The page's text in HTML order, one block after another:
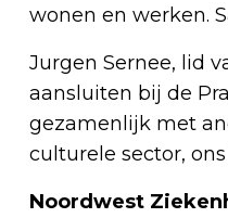
wonen en werken.
Jurgen Sernee, lid
aansluiten bij de
gezamenlijk met
culturele sector,
Noordwest